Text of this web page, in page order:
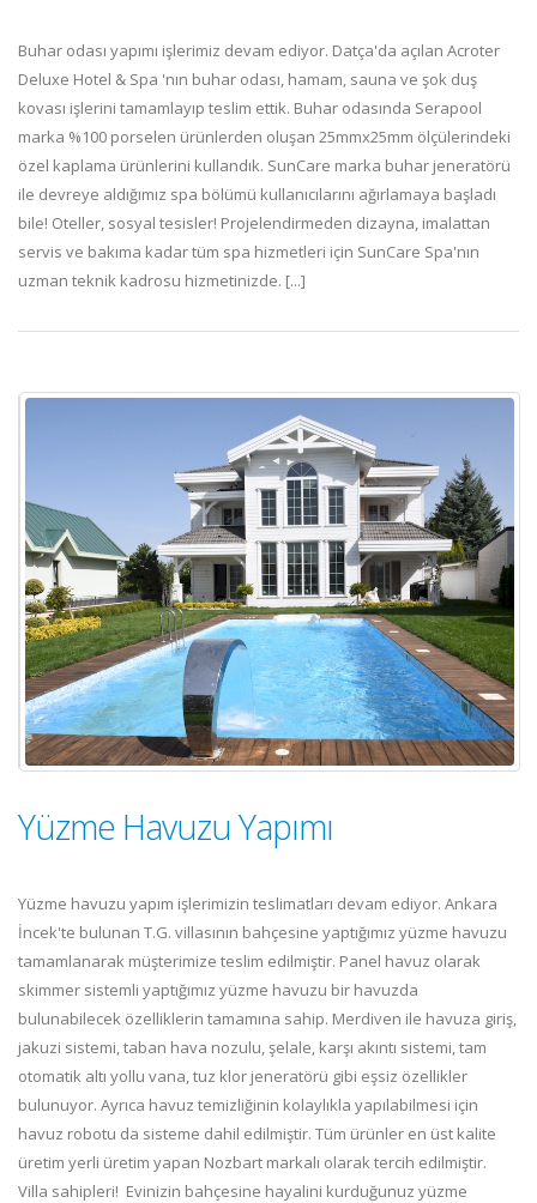
Buhar odası yapımı işlerimiz devam ediyor. Datça'da açılan Acroter
Deluxe Hotel & Spa 'nın buhar odası, hamam, sauna ve şok duş
kovası işlerini tamamlayıp teslim ettik. Buhar odasında Serapool
marka %100 porselen ürünlerden oluşan 25mmx25mm ölçülerindeki
özel kaplama ürünlerini kullandık. SunCare marka buhar jeneratörü
ile devreye aldığımız spa bölümü kullanıcılarını ağırlamaya başladı
bile! Oteller, sosyal tesisler! Projelendirmeden dizayna, imalattan
servis ve bakıma kadar tüm spa hizmetleri için SunCare Spa'nın
uzman teknik kadrosu hizmetinizde. [...]
Yüzme Havuzu Yapımı
Yüzme havuzu yapım işlerimizin teslimatları devam ediyor. Ankara
İncek'te bulunan T.G. villasının bahçesine yaptığımız yüzme havuzu
tamamlanarak müşterimize teslim edilmiştir. Panel havuz olarak
skimmer sistemli yaptığımız yüzme havuzu bir havuzda
bulunabilecek özelliklerin tamamına sahip. Merdiven ile havuza giriş,
jakuzi sistemi, taban hava nozulu, şelale, karşı akıntı sistemi, tam
otomatik altı yollu vana, tuz klor jeneratörü gibi eşsiz özellikler
bulunuyor. Ayrıca havuz temizliğinin kolaylıkla yapılabilmesi için
havuz robotu da sisteme dahil edilmiştir. Tüm ürünler en üst kalite
üretim yerli üretim yapan Nozbart markalı olarak tercih edilmiştir.
Villa sahipleri! Evinizin bahçesine hayalini kurduğunuz yüzme